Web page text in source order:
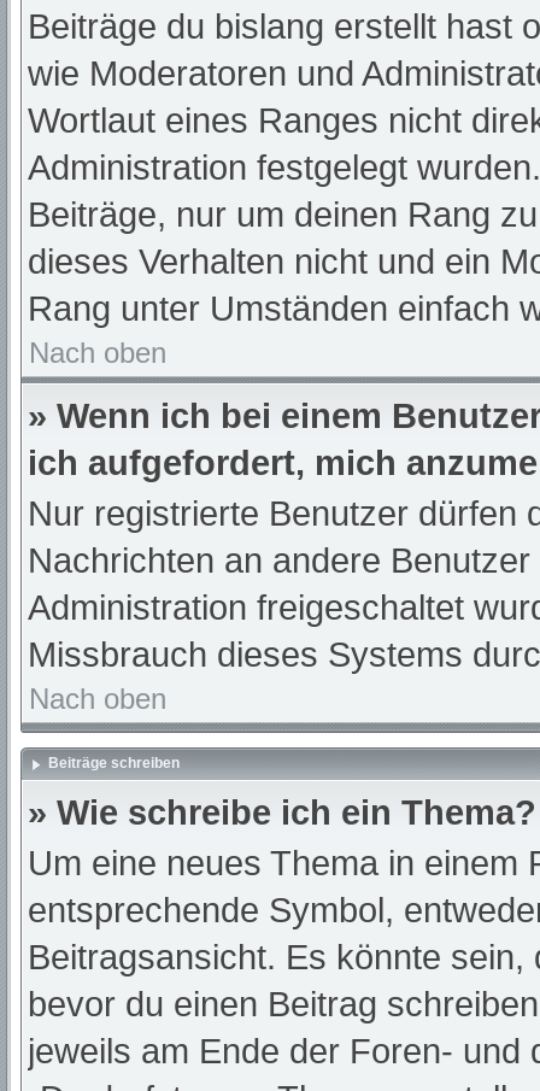
Beiträge du bislang erstellt hast
wie Moderatoren und
Wortlaut eines Ranges nicht
Administration festgelegt
Beiträge, nur um deinen Rang
dieses Verhalten nicht und ein
Rang unter Umständen einfach
Nach oben
» Wenn ich bei einem
ich aufgefordert, mich
Nur registrierte Benutzer dürfen
Nachrichten an andere
Administration freigeschaltet
Missbrauch dieses Systems
Nach oben
Beiträge schreiben
» Wie schreibe ich ein Thema?
Um eine neues Thema in
entsprechende Symbol,
Beitragsansicht. Es könnte
bevor du einen Beitrag
jeweils am Ende der Foren-